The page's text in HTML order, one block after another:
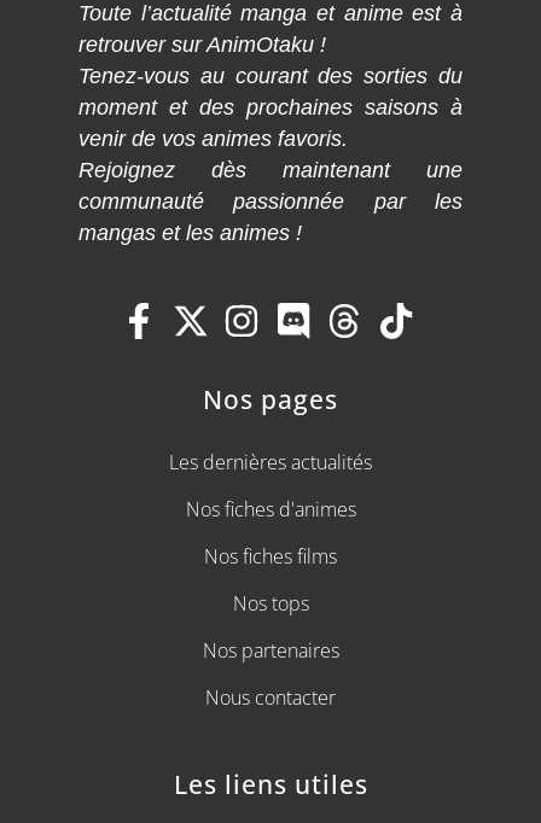
Toute l’actualité manga et anime est à
retrouver sur AnimOtaku !
Tenez-vous au courant des sorties du
moment et des prochaines saisons à
venir de vos animes favoris.
Rejoignez dès maintenant une
communauté passionnée par les
mangas et les animes !
Nos pages
Les dernières actualités
Nos fiches d'animes
Nos fiches films
Nos tops
Nos partenaires
Nous contacter
Les liens utiles